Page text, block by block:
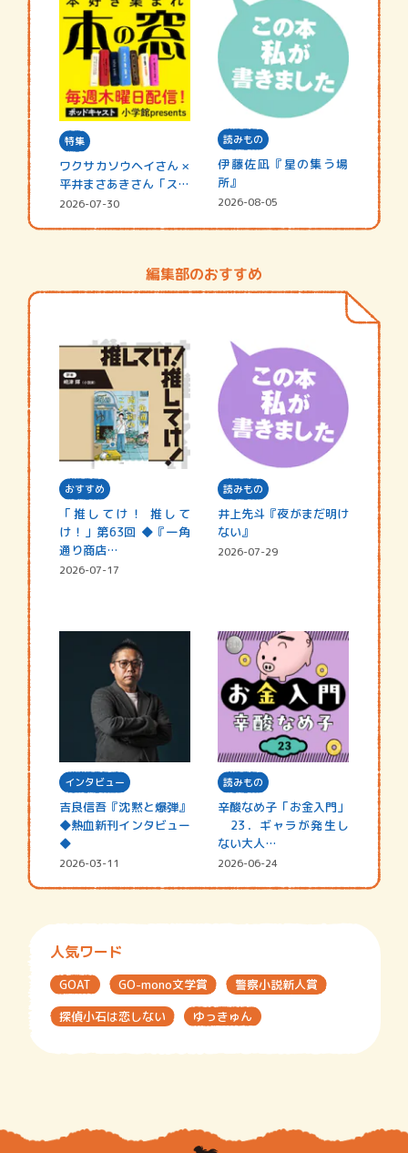
特集
ワクサカソウヘイさん ×
平井まさあきさん「スペ
シャ…
2026-07-30
読みもの
伊藤佐凪『星の集う場
所』
2026-08-05
編集部のおすすめ
おすすめ
「推してけ！ 推して
け！」第63回 ◆『一角
通り商店…
2026-07-17
読みもの
井上先斗『夜がまだ明け
ない』
2026-07-29
インタビュー
吉良信吾『沈黙と爆弾』
◆熱血新刊インタビュー
◆
2026-03-11
読みもの
辛酸なめ子「お金入門」
23．ギャラが発生し
ない大人…
2026-06-24
人気ワード
GOAT GO-mono文学賞
警察小説新人賞
探偵小石は恋しない
ゆっきゅん